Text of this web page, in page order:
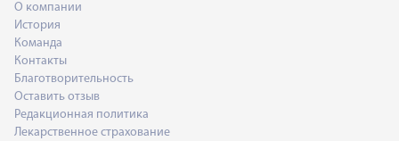
О компании
История
Команда
Контакты
Благотворительность
Оставить отзыв
Редакционная политика
Лекарственное страхование